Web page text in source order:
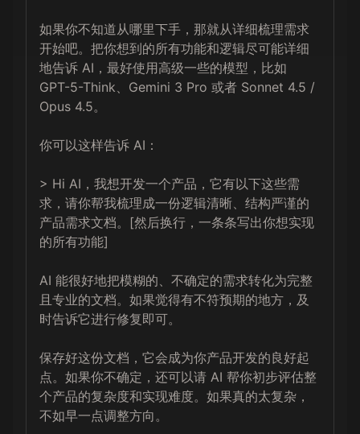
如果你不知道从哪里下手，那就从详细梳理需求
开始吧。把你想到的所有功能和逻辑尽可能详细
地告诉 AI，最好使用高级一些的模型，比如
GPT-5-Think、Gemini 3 Pro 或者 Sonnet 4.5 /
Opus 4.5。
你可以这样告诉 AI：
> Hi AI，我想开发一个产品，它有以下这些需
求，请你帮我梳理成一份逻辑清晰、结构严谨的
产品需求文档。[然后换行，一条条写出你想实现
的所有功能]
AI 能很好地把模糊的、不确定的需求转化为完整
且专业的文档。如果觉得有不符预期的地方，及
时告诉它进行修复即可。
保存好这份文档，它会成为你产品开发的良好起
点。如果你不确定，还可以请 AI 帮你初步评估整
个产品的复杂度和实现难度。如果真的太复杂，
不如早一点调整方向。